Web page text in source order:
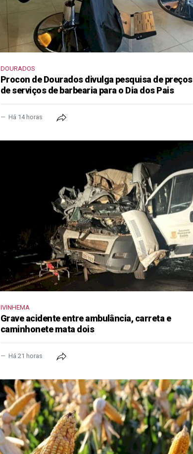
DOURADOS
Procon de Dourados divulga pesquisa de preços
de serviços de barbearia para o Dia dos Pais
Há 14 horas
IVINHEMA
Grave acidente entre ambulância, carreta e
caminhonete mata dois
Há 21 horas